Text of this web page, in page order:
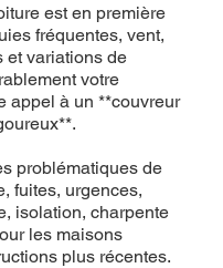
est en première
fréquentes, vent,
et variations de
votre
appel à un **couvreur
problématiques de
fuites, urgences,
isolation, charpente
les maisons
plus récentes.